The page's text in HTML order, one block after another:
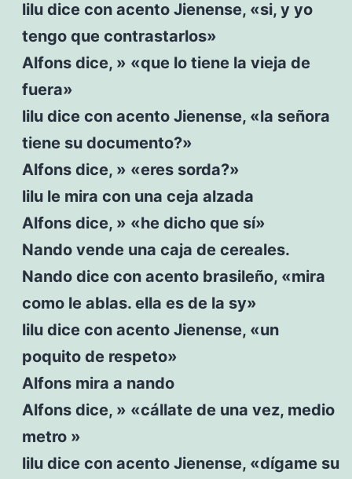
lilu dice con acento Jienense, «si, y yo
tengo que contrastarlos»
Alfons dice, » «que lo tiene la vieja de
fuera»
lilu dice con acento Jienense, «la señora
tiene su documento?»
Alfons dice, » «eres sorda?»
lilu le mira con una ceja alzada
Alfons dice, » «he dicho que sí»
Nando vende una caja de cereales.
Nando dice con acento brasileño, «mira
como le ablas. ella es de la sy»
lilu dice con acento Jienense, «un
poquito de respeto»
Alfons mira a nando
Alfons dice, » «cállate de una vez, medio
metro »
lilu dice con acento Jienense, «dígame su